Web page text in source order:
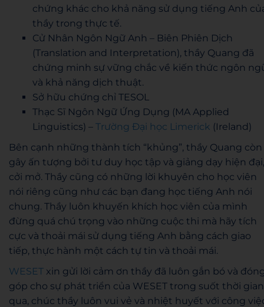
chứng khác cho khả năng sử dụng tiếng Anh
thầy trong thực tế.
Cử Nhân Ngôn Ngữ Anh – Biên Phiên Dịch
(Translation and Interpretation), thầy Quang đã
chứng minh sự vững chắc về kiến thức ngôn
và khả năng dịch thuật.
Sở hữu chứng chỉ TESOL
Thạc Sĩ Ngôn Ngữ Ứng Dụng (MA Applied
Linguistics) – Trường Đại học Limerick (Ireland)
Bên cạnh những thành tích “khủng”, thầy Quang còn
gây ấn tượng bởi tư duy học tập và giảng dạy hiện đại,
cởi mở. Thầy cũng có những lời khuyên cho học viên
nói riêng cũng như các bạn đang học tiếng Anh nói
chung. Thầy luôn khuyến khích học viên của mình
đừng quá chú trọng vào những cuộc thi mà hãy tích
cực và thoải mái sử dụng tiếng Anh bằng cách giao
tiếp, thực hành một cách tự tin và thoải mái.
WESET xin gửi lời cảm ơn thầy đã luôn gắn bó và
góp cho sự phát triển của WESET trong suốt thời gian
qua, chúc thầy luôn vui vẻ và nhiệt huyết với công